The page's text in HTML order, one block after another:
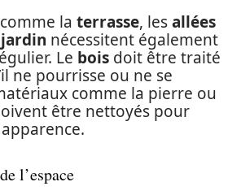
la terrasse, lesallées
nécessitent également
Le bois doit être traité
ne pourrisse ou ne se
comme la pierre ou
être nettoyés pour
l’espace